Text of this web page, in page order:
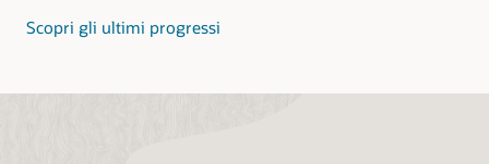
Scopri gli ultimi progressi